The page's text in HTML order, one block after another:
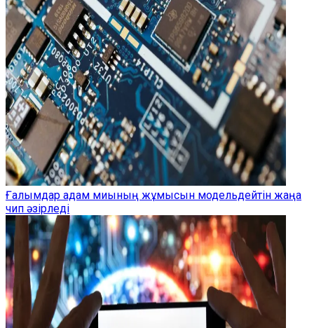
Ғалымдар адам миының жұмысын модельдейтін жаңа
чип әзірледі